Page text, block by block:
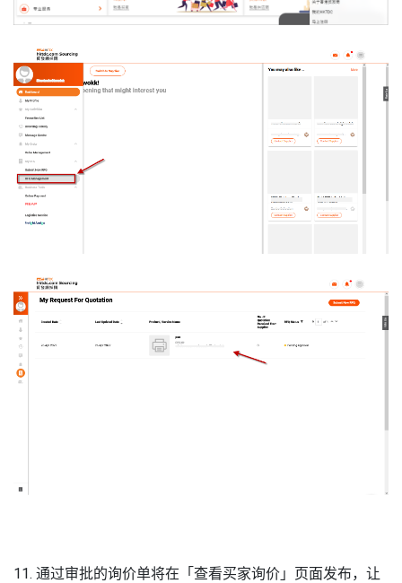
11. 通过审批的询价单将在「查看买家询价」页面发布，让